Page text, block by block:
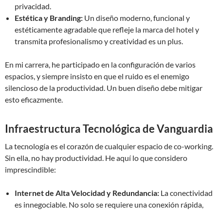
privacidad.
Estética y Branding: Un diseño moderno, funcional y
estéticamente agradable que refleje la marca del hotel y
transmita profesionalismo y creatividad es un plus.
En mi carrera, he participado en la configuración de varios
espacios, y siempre insisto en que el ruido es el enemigo
silencioso de la productividad. Un buen diseño debe mitigar
esto eficazmente.
Infraestructura Tecnológica de Vanguardia
La tecnología es el corazón de cualquier espacio de co-working.
Sin ella, no hay productividad. He aquí lo que considero
imprescindible:
Internet de Alta Velocidad y Redundancia: La conectividad
es innegociable. No solo se requiere una conexión rápida,